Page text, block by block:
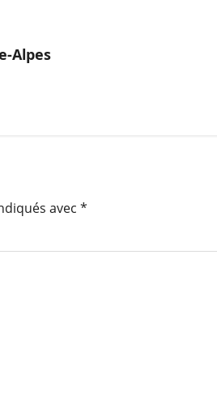
Alpes
avec *